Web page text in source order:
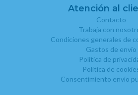
Atención al
Contacto
Trabaja con
Condiciones generales de
Gastos de envío
Política de
Política de
Consentimiento envío